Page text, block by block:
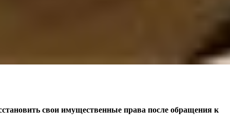
свои имущественные права после обращения к